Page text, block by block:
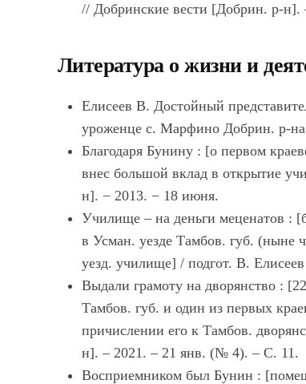
// Добринские вести [Добрин. р-н].
Литература о жизни и
Елисеев В. Достойный
уроженце с. Марфино Добрин. р-
Благодаря Бунину : [о первом
внес большой вклад в открытие
н]. − 2013. − 18 июня.
Училище – на деньги меценатов :
в Усман. уезде Тамбов. губ. (ныне
уезд. училище] / подгот. В.
Выдали грамоту на дворянство :
Тамбов. губ. и один из первых
причислении его к Тамбов.
н]. – 2021. – 21 янв. (№ 4). – С. 11.
Восприемником был Бунин :